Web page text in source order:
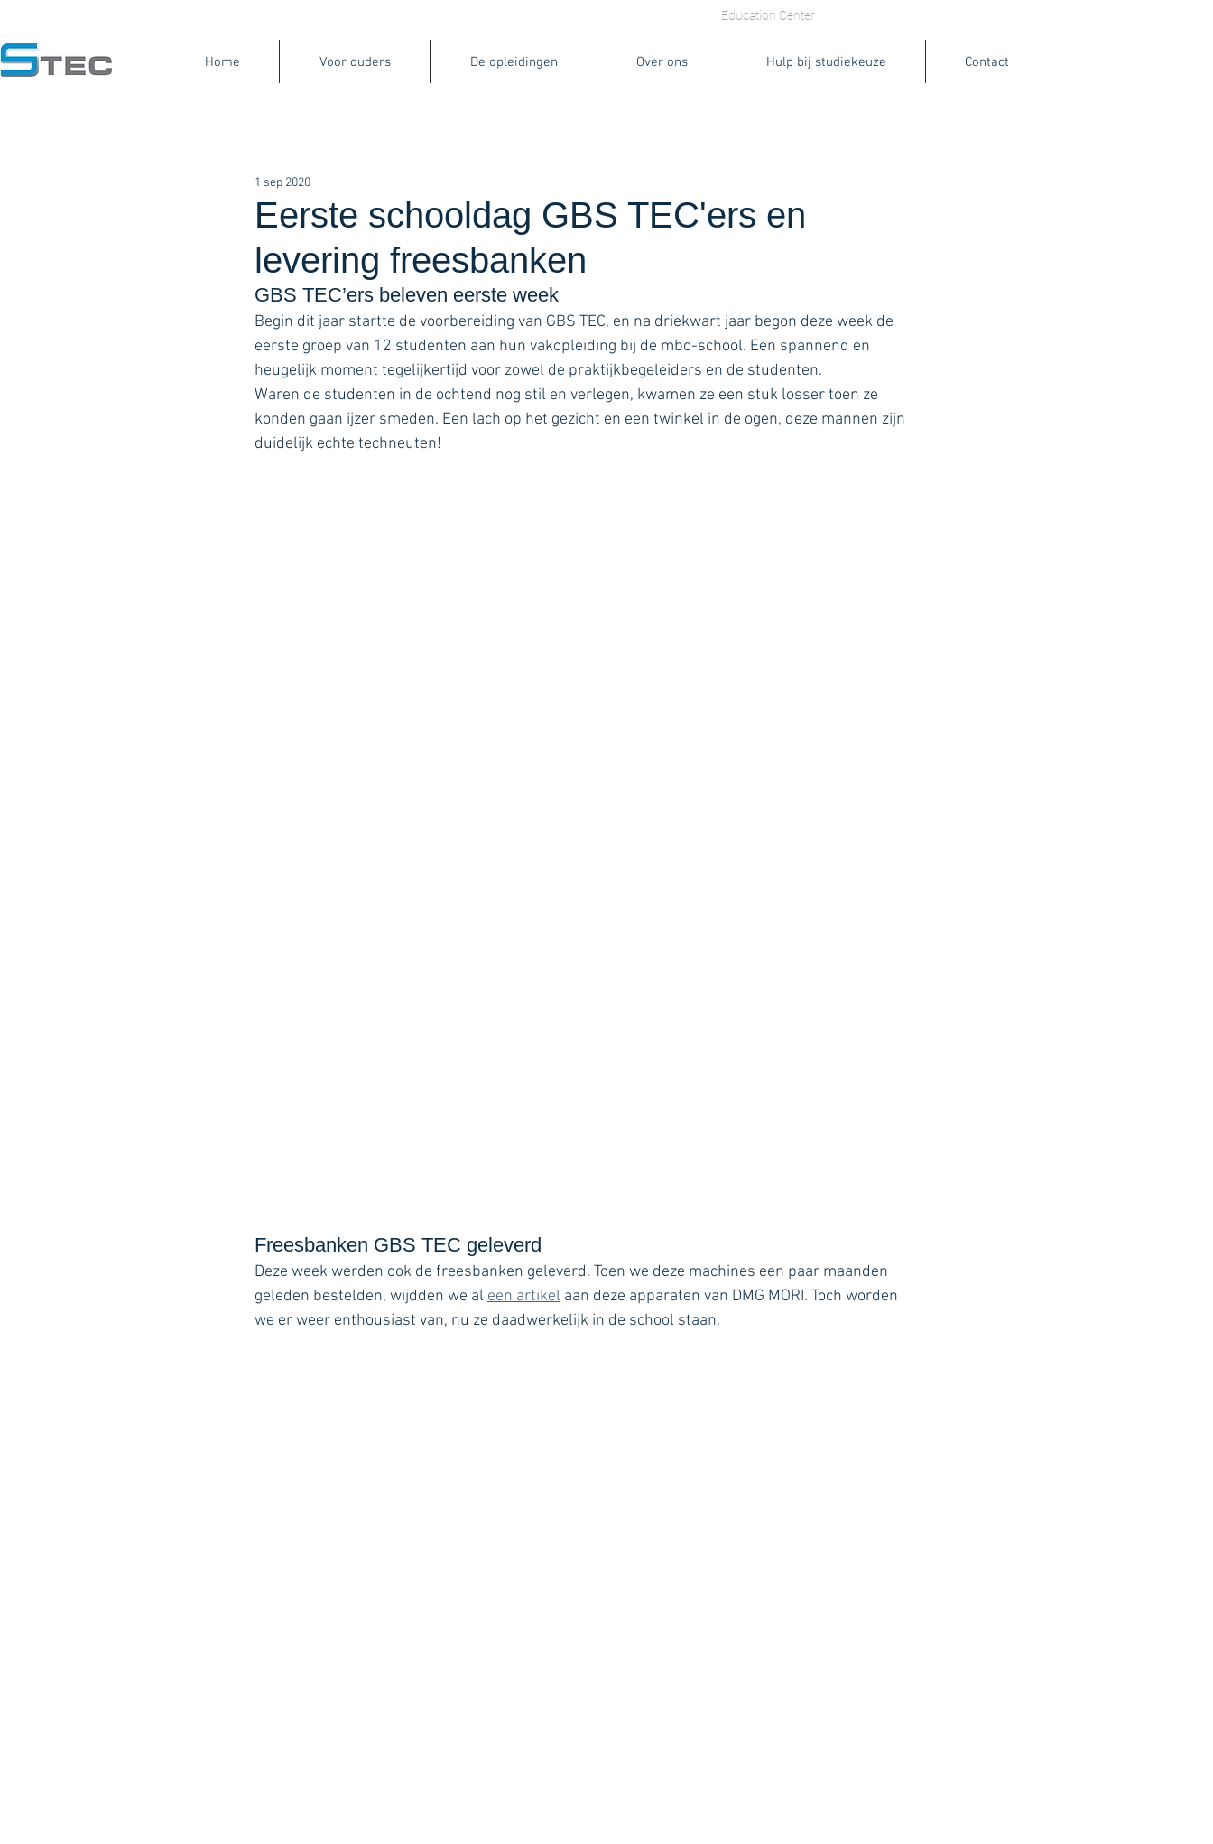
Education Center
Home Voor ouders De opleidingen Over ons Hulp bij studiekeuze Contact
Eerste schooldag GBS TEC'ers en
levering freesbanken
1 sep 2020
GBS TEC’ers beleven eerste week
Begin dit jaar startte de voorbereiding van GBS TEC, en na driekwart jaar begon deze week de
eerste groep van 12 studenten aan hun vakopleiding bij de mbo-school. Een spannend en
heugelijk moment tegelijkertijd voor zowel de praktijkbegeleiders en de studenten.
Waren de studenten in de ochtend nog stil en verlegen, kwamen ze een stuk losser toen ze
konden gaan ijzer smeden. Een lach op het gezicht en een twinkel in de ogen, deze mannen zijn
duidelijk echte techneuten!
Freesbanken GBS TEC geleverd
Deze week werden ook de freesbanken geleverd. Toen we deze machines een paar maanden
geleden bestelden, wijdden we al een artikel aan deze apparaten van DMG MORI. Toch worden
we er weer enthousiast van, nu ze daadwerkelijk in de school staan.